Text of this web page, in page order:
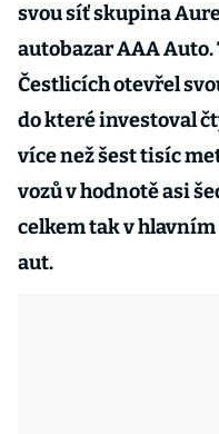
svou síť skupina
autobazar AAA
Čestlicích otevřel
do které investoval
více než šest tisíc
vozů v hodnotě asi
celkem tak v
aut.